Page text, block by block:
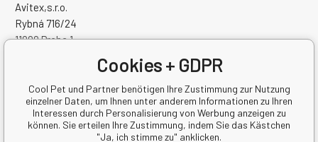
Avitex,s.r.o.
Rybná 716/24
11000 Praha 1
Handelsregister Nr.: 60745291
Steuernum.: CZ60745291
Cookies + GDPR
Cool Pet und Partner benötigen Ihre Zustimmung zur Nutzung
einzelner Daten, um Ihnen unter anderem Informationen zu Ihren
Interessen durch Personalisierung von Werbung anzeigen zu
können. Sie erteilen Ihre Zustimmung, indem Sie das Kästchen
"Ja, ich stimme zu" anklicken.